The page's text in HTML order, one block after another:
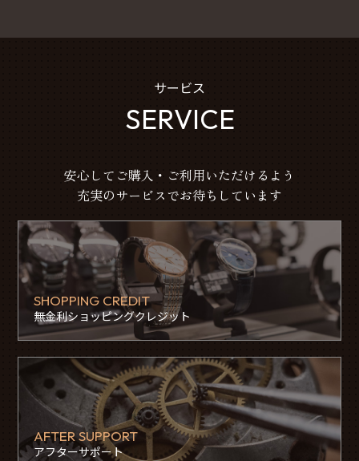
サービス
SERVICE
安心してご購入・ご利用いただけるよう
充実のサービスでお待ちしています
SHOPPING CREDIT
無金利ショッピングクレジット
AFTER SUPPORT
アフターサポート